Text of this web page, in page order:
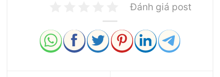
Đánh giá post